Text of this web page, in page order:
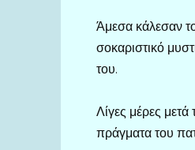
Άμεσα κάλεσαν
σοκαριστικό
του.
Λίγες μέρες
πράγματα του